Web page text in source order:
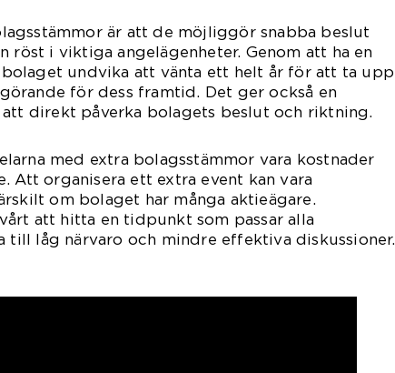
är att de möjliggör snabba beslut
röst i viktiga angelägenheter. Genom att ha en
bolaget undvika att vänta ett helt år för att ta upp
för dess framtid. Det ger också en
direkt påverka bolagets beslut och riktning.
med extra bolagsstämmor vara kostnader
Att organisera ett extra event kan vara
om bolaget har många aktieägare.
att hitta en tidpunkt som passar alla
till låg närvaro och mindre effektiva diskussioner.